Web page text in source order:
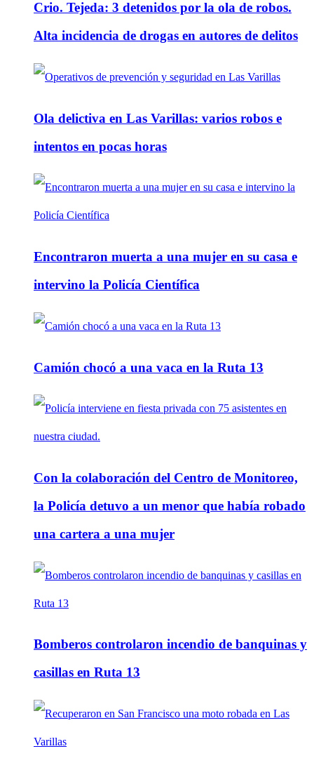
Crio. Tejeda: 3 detenidos por la ola de robos.
Alta incidencia de drogas en autores de delitos
Ola delictiva en Las Varillas: varios robos e
intentos en pocas horas
Encontraron muerta a una mujer en su casa e
intervino la Policía Científica
Camión chocó a una vaca en la Ruta 13
Con la colaboración del Centro de Monitoreo,
la Policía detuvo a un menor que había robado
una cartera a una mujer
Bomberos controlaron incendio de banquinas y
casillas en Ruta 13